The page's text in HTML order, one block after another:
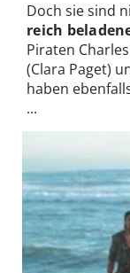
Doch sie sind
reich
Piraten
(Clara Paget)
haben
...